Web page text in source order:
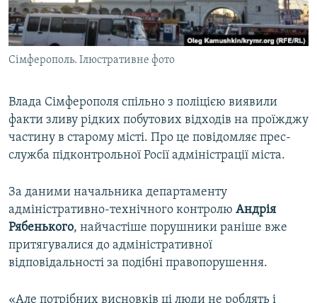
ВІДЕОУРОКИ «ELIFBE»
СВІДЧЕННЯ ОКУПАЦІЇ
УКРАЇНСЬКА ПРОБЛЕМА КРИМУ
Русский
Qırımtatar
Усі сайти RFE/RL
Сімферополь. Ілюстративне фото
Влада Сімферополя спільно з поліцією виявили
факти зливу рідких побутових відходів на проїжджу
частину в старому місті. Про це повідомляє прес-
служба підконтрольної Росії адміністрації міста.
За даними начальника департаменту
адміністративно-технічного контролю Андрія
Рябенького, найчастіше порушники раніше вже
притягувалися до адміністративної
відповідальності за подібні правопорушення.
«Але потрібних висновків ці люди не роблять і